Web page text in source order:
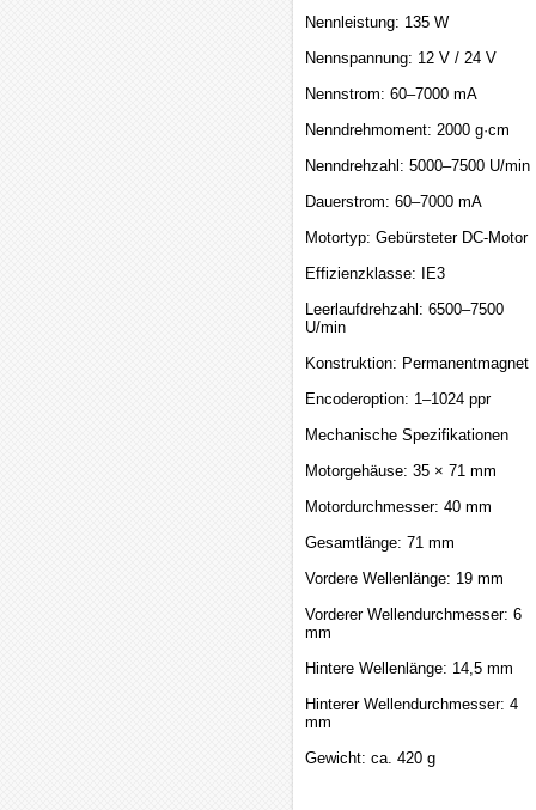
Nennleistung: 135 W
Nennspannung: 12 V / 24 V
Nennstrom: 60–7000 mA
Nenndrehmoment: 2000 g·cm
Nenndrehzahl: 5000–7500 U/min
Dauerstrom: 60–7000 mA
Motortyp: Gebürsteter DC-Motor
Effizienzklasse: IE3
Leerlaufdrehzahl: 6500–7500
U/min
Konstruktion: Permanentmagnet
Encoderoption: 1–1024 ppr
Mechanische Spezifikationen
Motorgehäuse: 35 × 71 mm
Motordurchmesser: 40 mm
Gesamtlänge: 71 mm
Vordere Wellenlänge: 19 mm
Vorderer Wellendurchmesser: 6
mm
Hintere Wellenlänge: 14,5 mm
Hinterer Wellendurchmesser: 4
mm
Gewicht: ca. 420 g